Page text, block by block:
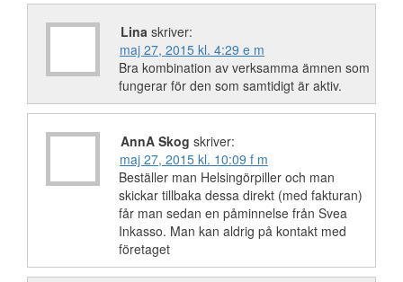
Lina skriver:
maj 27, 2015 kl. 4:29 e m
Bra kombination av verksamma ämnen som
fungerar för den som samtidigt är aktiv.
AnnA Skog skriver:
maj 27, 2015 kl. 10:09 f m
Beställer man Helsingörpiller och man
skickar tillbaka dessa direkt (med fakturan)
får man sedan en påminnelse från Svea
Inkasso. Man kan aldrig på kontakt med
företaget